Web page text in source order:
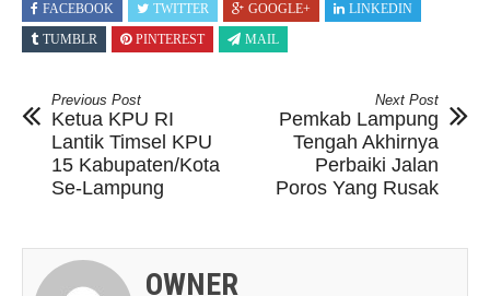
FACEBOOK TWITTER GOOGLE+
LINKEDIN
TUMBLR
PINTEREST MAIL
Previous Post
Ketua KPU RI
Lantik Timsel KPU
15 Kabupaten/Kota
Se-Lampung
Next Post
Pemkab Lampung
Tengah Akhirnya
Perbaiki Jalan
Poros Yang Rusak
OWNER